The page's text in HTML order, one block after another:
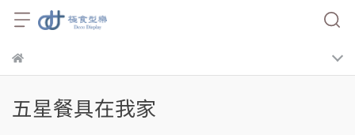
五星餐具在我家